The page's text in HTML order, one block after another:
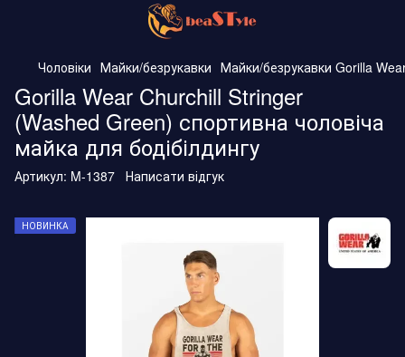
Чоловіки Майки/безрукавки Майки/безрукавки Gorilla
Gorilla Wear Churchill Stringer
(Washed Green) спортивна чоловіча
майка для бодібілдингу
Артикул: M-1387 Написати відгук
НОВИНКА